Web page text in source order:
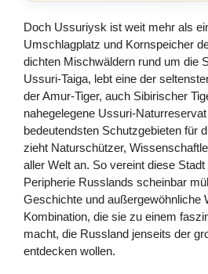
Doch Ussuriysk ist weit mehr als
Umschlagplatz und Kornspeicher
dichten Mischwäldern rund um die
Ussuri-Taiga, lebt eine der
der Amur-Tiger, auch Sibirischer
nahegelegene Ussuri-
bedeutendsten Schutzgebieten für
zieht Naturschützer,
aller Welt an. So vereint diese
Peripherie Russlands scheinbar
Geschichte und außergewöhnliche
Kombination, die sie zu einem
macht, die Russland jenseits der
entdecken wollen.